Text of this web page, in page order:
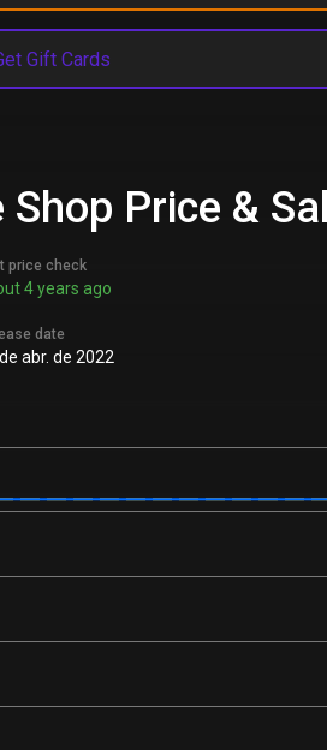
Gift Cards
Price &
price check
4 years ago
date
abr. de 2022